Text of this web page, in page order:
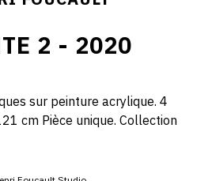
2 - 2020
sur peinture acrylique. 4
cm Pièce unique. Collection